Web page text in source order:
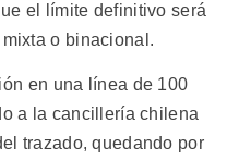
el límite definitivo será
o binacional.
en una línea de 100
a la cancillería chilena
trazado, quedando por